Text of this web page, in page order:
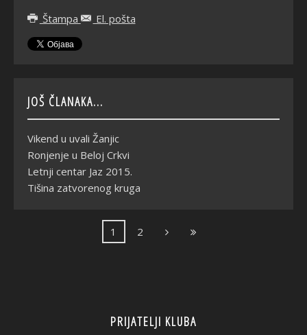
Štampa
El. pošta
JOŠ ČLANAKA...
Vikend u uvali Žanjic
Ronjenje u Beloj Crkvi
Letnji centar Jaz 2015.
Tišina zatvorenog kruga
1 2
PRIJATELJI KLUBA